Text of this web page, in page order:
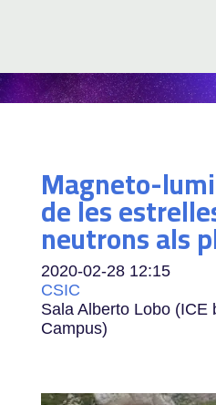
Magneto-
de les
neutrons als
2020-02-28 12:15
CSIC
Sala Alberto Lobo (ICE
Campus)